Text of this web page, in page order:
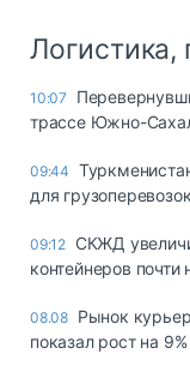
Логистика,
10:07
трассе Южно-
09:44
для
09:12 СКЖД
контейнеров почти
08.08 Рынок
показал рост на